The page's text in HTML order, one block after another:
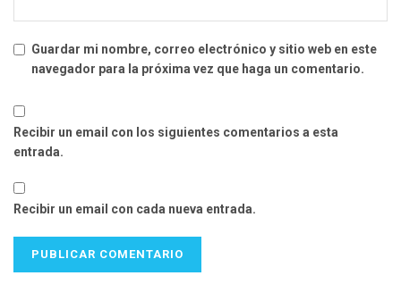
Guardar mi nombre, correo electrónico y sitio web en este
navegador para la próxima vez que haga un comentario.
Recibir un email con los siguientes comentarios a esta
entrada.
Recibir un email con cada nueva entrada.